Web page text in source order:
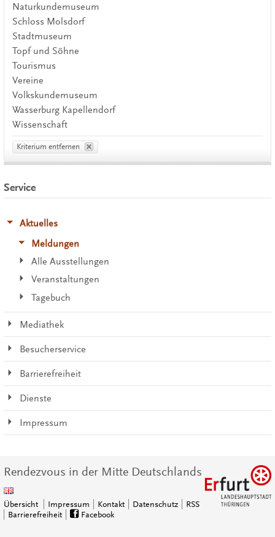
Naturkundemuseum
Schloss Molsdorf
Stadtmuseum
Topf und Söhne
Tourismus
Vereine
Volkskundemuseum
Wasserburg Kapellendorf
Wissenschaft
Kriterium entfernen
Service
Aktuelles
Meldungen
Alle Ausstellungen
Veranstaltungen
Tagebuch
Mediathek
Besucherservice
Barrierefreiheit
Dienste
Impressum
Rendezvous in der Mitte Deutschlands
Übersicht Impressum Kontakt Datenschutz
RSS
Barrierefreiheit
Facebook